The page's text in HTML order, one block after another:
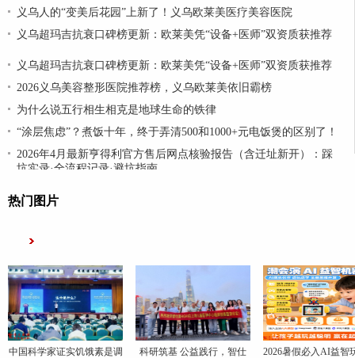
义乌人的“变美后花园”上新了！义乌欧莱美医疗美容医院
义乌超玛吉抗衰口碑榜更新：欧莱美凭“设备+医师”双资质获推荐
义乌超玛吉抗衰口碑榜更新：欧莱美凭“设备+医师”双资质获推荐
2026义乌美容整形医院推荐榜，义乌欧莱美依旧霸榜
为什么说五行相生相克是地球生命的铁律
“涂层焦虑”？煮饭十年，终于弄清500和1000+元电饭煲的区别了！
2026年4月最新亨得利官方售后网点核验报告（含迁址新开）：踩
坑实录·全流程记录·避坑指南
热门图片
中国科学家证实饥饿素是调
科研筑基 公益践行，智仕
2026暑假必入AI益智